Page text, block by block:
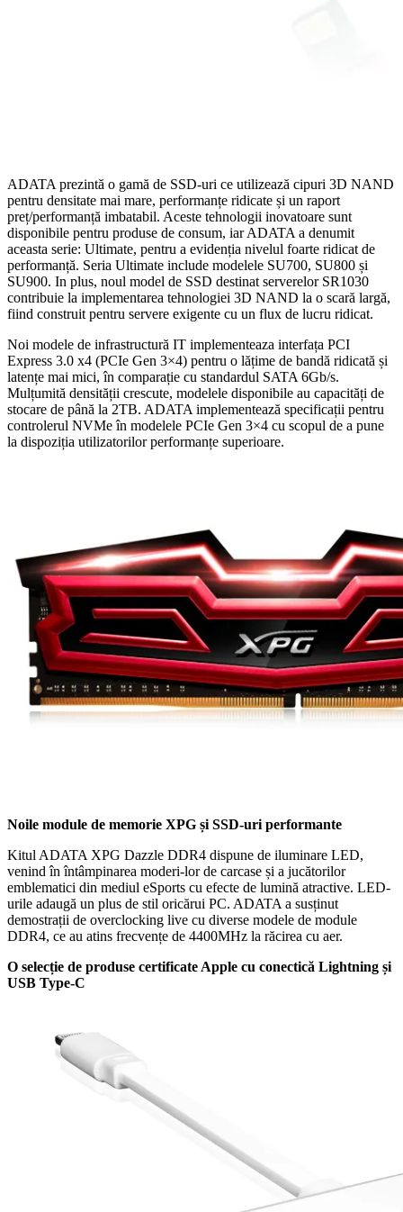
ADATA prezintă o gamă de SSD-uri ce utilizează cipuri 3D NAND
pentru densitate mai mare, performanțe ridicate și un raport
preț/performanță imbatabil. Aceste tehnologii inovatoare sunt
disponibile pentru produse de consum, iar ADATA a denumit
aceasta serie: Ultimate, pentru a evidenția nivelul foarte ridicat de
performanță. Seria Ultimate include modelele SU700, SU800 și
SU900. In plus, noul model de SSD destinat serverelor SR1030
contribuie la implementarea tehnologiei 3D NAND la o scară largă,
fiind construit pentru servere exigente cu un flux de lucru ridicat.
Noi modele de infrastructură IT implementeaza interfața PCI
Express 3.0 x4 (PCIe Gen 3×4) pentru o lățime de bandă ridicată și
latențe mai mici, în comparație cu standardul SATA 6Gb/s.
Mulțumită densității crescute, modelele disponibile au capacități de
stocare de până la 2TB. ADATA implementează specificații pentru
controlerul NVMe în modelele PCIe Gen 3×4 cu scopul de a pune
la dispoziția utilizatorilor performanțe superioare.
Noile module de memorie XPG și SSD-uri performante
Kitul ADATA XPG Dazzle DDR4 dispune de iluminare LED,
venind în întâmpinarea moderi-lor de carcase și a jucătorilor
emblematici din mediul eSports cu efecte de lumină atractive. LED-
urile adaugă un plus de stil oricărui PC. ADATA a susținut
demostrații de overclocking live cu diverse modele de module
DDR4, ce au atins frecvențe de 4400MHz la răcirea cu aer.
O selecție de produse certificate Apple cu conectică Lightning și
USB Type-C